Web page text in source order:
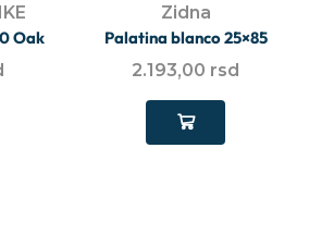
Oak
Zidna
Palatina blanco 25×85
2.193,00 rsd